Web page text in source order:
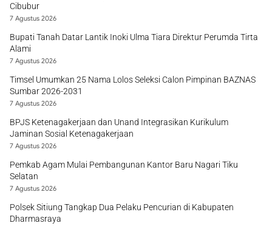
Cibubur
7 Agustus 2026
Bupati Tanah Datar Lantik Inoki Ulma Tiara Direktur Perumda Tirta
Alami
7 Agustus 2026
Timsel Umumkan 25 Nama Lolos Seleksi Calon Pimpinan BAZNAS
Sumbar 2026-2031
7 Agustus 2026
BPJS Ketenagakerjaan dan Unand Integrasikan Kurikulum
Jaminan Sosial Ketenagakerjaan
7 Agustus 2026
Pemkab Agam Mulai Pembangunan Kantor Baru Nagari Tiku
Selatan
7 Agustus 2026
Polsek Sitiung Tangkap Dua Pelaku Pencurian di Kabupaten
Dharmasraya